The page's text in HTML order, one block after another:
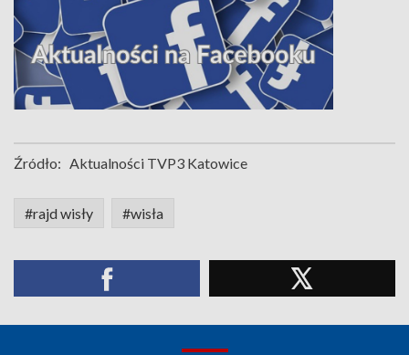
Źródło: Aktualności TVP3 Katowice
#rajd wisły #wisła